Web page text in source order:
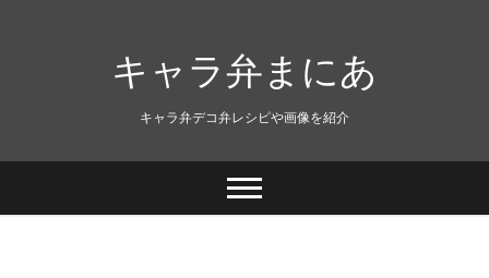
キャラ弁まにあ
キャラ弁デコ弁レシピや画像を紹介